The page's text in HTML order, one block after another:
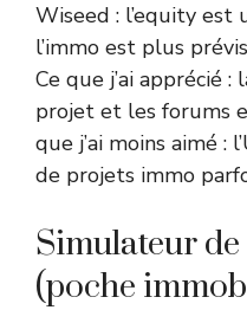
Wiseed : l’equity est
l’immo est plus
Ce que j’ai apprécié
projet et les forums
que j’ai moins aimé :
de projets immo
Simulateur
(poche